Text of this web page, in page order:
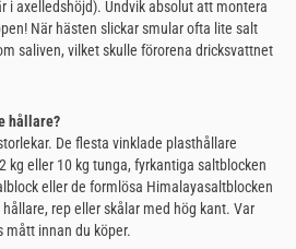
i axelledshöjd). Undvik absolut att montera
När hästen slickar smular ofta lite salt
saliven, vilket skulle förorena dricksvattnet
hållare?
De flesta vinklade plasthållare
kg eller 10 kg tunga, fyrkantiga saltblocken
eller de formlösa Himalayasaltblocken
rep eller skålar med hög kant. Var
mått innan du köper.